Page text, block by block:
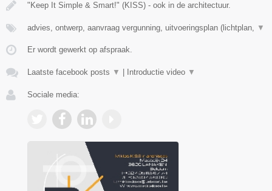
"Keep It Simple & Smart!" (KISS) - ook in de architectuur.
advies, ontwerp, aanvraag vergunning, uitvoeringsplan (lichtplan, ▼
Er wordt gewerkt op afspraak.
Laatste facebook posts ▼ Introductie video ▼
Sociale media: